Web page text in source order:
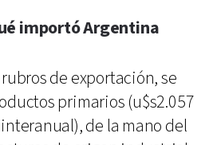
importó Argentina
de exportación, se
primarios (u$s2.057
de la mano del